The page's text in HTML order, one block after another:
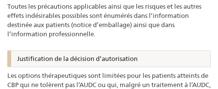
Toutes les précautions applicables ainsi que les risques et les autres
effets indésirables possibles sont énumérés dans l’information
destinée aux patients (notice d’emballage) ainsi que dans
l’information professionnelle.
Justification de la décision d’autorisation
Les options thérapeutiques sont limitées pour les patients atteints de
CBP qui ne tolèrent pas l’AUDC ou qui, malgré un traitement à l’AUDC,